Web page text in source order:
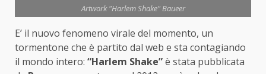
Artwork "Harlem Shake" Baueer
E’ il nuovo fenomeno virale del momento, un
tormentone che è partito dal web e sta contagiando
il mondo intero: “Harlem Shake”è stata pubblicata